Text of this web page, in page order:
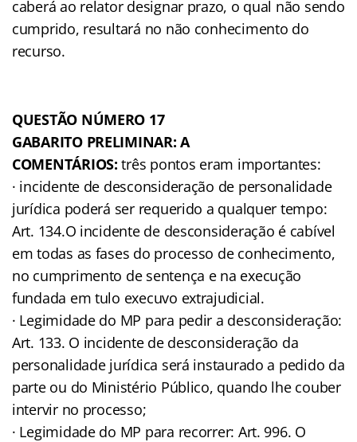
caberá ao relator designar prazo, o qual não sendo
cumprido, resultará no não conhecimento do
recurso.
QUESTÃO NÚMERO 17
GABARITO PRELIMINAR: A
COMENTÁRIOS: três pontos eram importantes:
· incidente de desconsideração de personalidade
jurídica poderá ser requerido a qualquer tempo:
Art. 134.O incidente de desconsideração é cabível
em todas as fases do processo de conhecimento,
no cumprimento de sentença e na execução
fundada em tulo execuvo extrajudicial.
· Legimidade do MP para pedir a desconsideração:
Art. 133. O incidente de desconsideração da
personalidade jurídica será instaurado a pedido da
parte ou do Ministério Público, quando lhe couber
intervir no processo;
· Legimidade do MP para recorrer: Art. 996. O